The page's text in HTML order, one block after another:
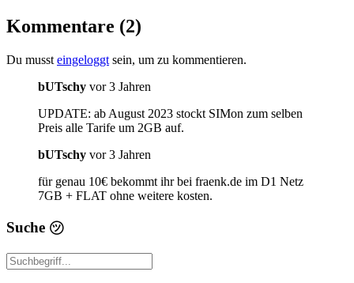
Kommentare (2)
Du musst eingeloggt sein, um zu kommentieren.
bUTschy vor 3 Jahren
UPDATE: ab August 2023 stockt SIMon zum selben
Preis alle Tarife um 2GB auf.
bUTschy vor 3 Jahren
für genau 10€ bekommt ihr bei fraenk.de im D1 Netz
7GB + FLAT ohne weitere kosten.
Suche ㋡